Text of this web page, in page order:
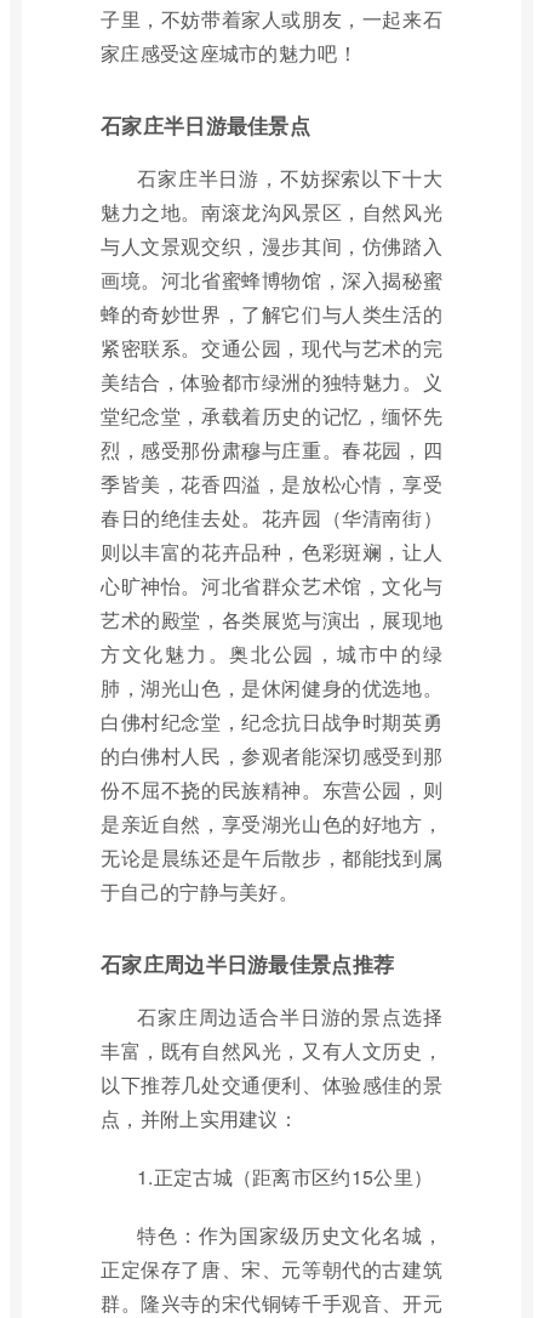
子里，不妨带着家人或朋友，一起来石
家庄感受这座城市的魅力吧！
石家庄半日游最佳景点
石家庄半日游，不妨探索以下十大
魅力之地。南滚龙沟风景区，自然风光
与人文景观交织，漫步其间，仿佛踏入
画境。河北省蜜蜂博物馆，深入揭秘蜜
蜂的奇妙世界，了解它们与人类生活的
紧密联系。交通公园，现代与艺术的完
美结合，体验都市绿洲的独特魅力。义
堂纪念堂，承载着历史的记忆，缅怀先
烈，感受那份肃穆与庄重。春花园，四
季皆美，花香四溢，是放松心情，享受
春日的绝佳去处。花卉园（华清南街）
则以丰富的花卉品种，色彩斑斓，让人
心旷神怡。河北省群众艺术馆，文化与
艺术的殿堂，各类展览与演出，展现地
方文化魅力。奥北公园，城市中的绿
肺，湖光山色，是休闲健身的优选地。
白佛村纪念堂，纪念抗日战争时期英勇
的白佛村人民，参观者能深切感受到那
份不屈不挠的民族精神。东营公园，则
是亲近自然，享受湖光山色的好地方，
无论是晨练还是午后散步，都能找到属
于自己的宁静与美好。
石家庄周边半日游最佳景点推荐
石家庄周边适合半日游的景点选择
丰富，既有自然风光，又有人文历史，
以下推荐几处交通便利、体验感佳的景
点，并附上实用建议：
1.正定古城（距离市区约15公里）
特色：作为国家级历史文化名城，
正定保存了唐、宋、元等朝代的古建筑
群。隆兴寺的宋代铜铸千手观音、开元